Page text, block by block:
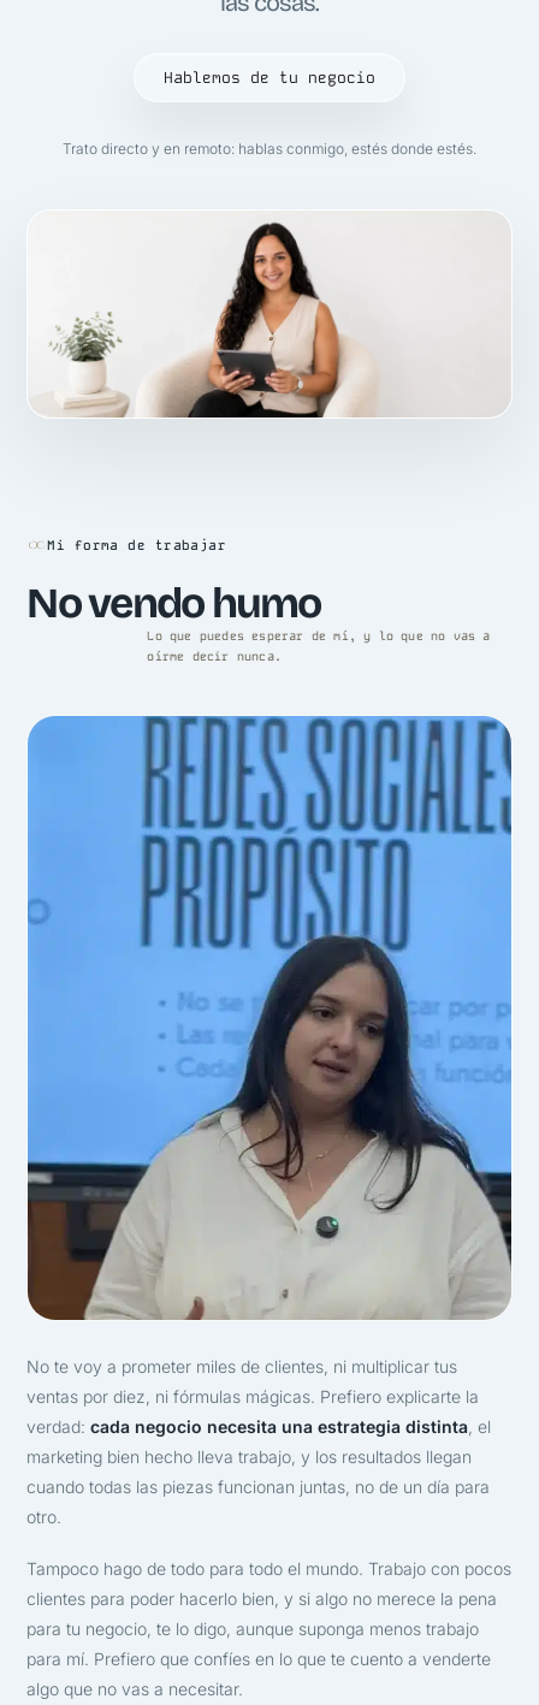
Hablemos de tu negocio
Trato directo y en remoto: hablas conmigo, estés donde estés.
Mi forma de trabajar
No vendo humo
Lo que puedes esperar de mí, y lo que no vas a
oírme decir nunca.
No te voy a prometer miles de clientes, ni multiplicar tus
ventas por diez, ni fórmulas mágicas. Prefiero explicarte la
verdad:cada negocio necesita una estrategia distinta , el
marketing bien hecho lleva trabajo, y los resultados llegan
cuando todas las piezas funcionan juntas, no de un día para
otro.
Tampoco hago de todo para todo el mundo. Trabajo con pocos
clientes para poder hacerlo bien, y si algo no merece la pena
para tu negocio, te lo digo, aunque suponga menos trabajo
para mí. Prefiero que confíes en lo que te cuento a venderte
algo que no vas a necesitar.